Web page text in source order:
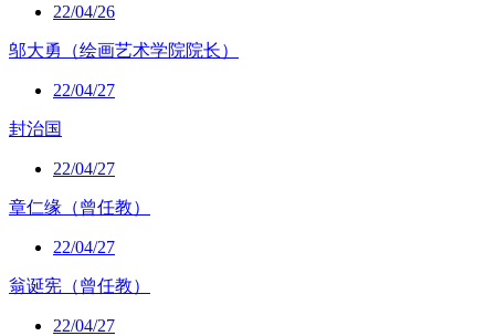
22/04/26
邬大勇（绘画艺术学院院长）
22/04/27
封治国
22/04/27
章仁缘（曾任教）
22/04/27
翁诞宪（曾任教）
22/04/27